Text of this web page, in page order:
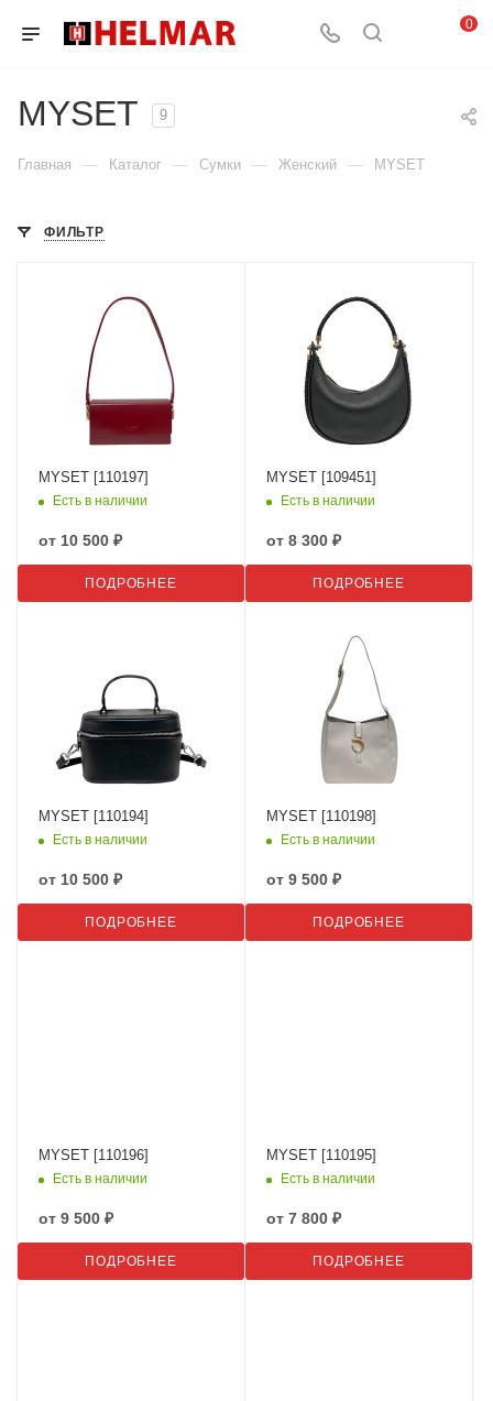
0
MYSET 9
Главная — Каталог — Сумки — Женский — MYSET
ФИЛЬТР
MYSET [110197]
Есть в наличии
от 10 500 ₽
ПОДРОБНЕЕ
MYSET [109451]
Есть в наличии
от 8 300 ₽
ПОДРОБНЕЕ
MYSET [110194]
Есть в наличии
от 10 500 ₽
ПОДРОБНЕЕ
MYSET [110198]
Есть в наличии
от 9 500 ₽
ПОДРОБНЕЕ
MYSET [110196]
Есть в наличии
от 9 500 ₽
ПОДРОБНЕЕ
MYSET [110195]
Есть в наличии
от 7 800 ₽
ПОДРОБНЕЕ